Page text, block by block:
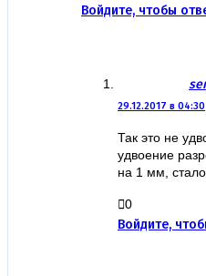
Войдите, чтобы
29.12.2017 в 04:30
Так это не
удвоение
на 1 мм,
0
Войдите,